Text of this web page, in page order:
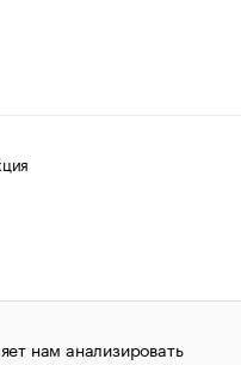
авторских прав
1995–2026.Сообщения
нам анализировать